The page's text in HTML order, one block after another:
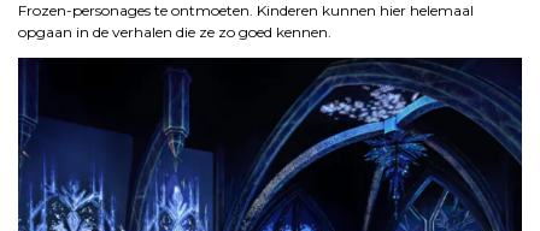
Frozen-personages te ontmoeten. Kinderen kunnen hier helemaal
opgaan in de verhalen die ze zo goed kennen.